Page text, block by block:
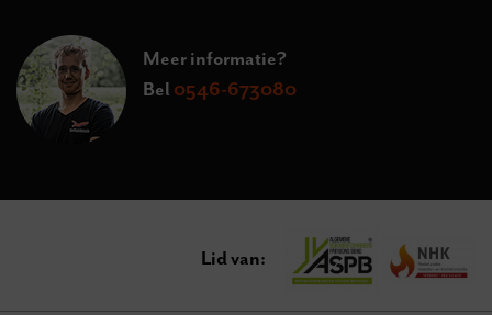
Meer informatie?
Bel 0546-673080
Lid van: